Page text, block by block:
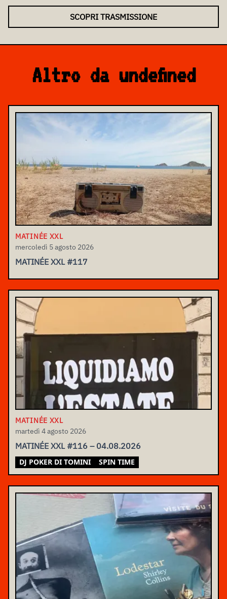
SCOPRI TRASMISSIONE
Altro da undefined
MATINÉE XXL
mercoledì 5 agosto 2026
MATINÉE XXL #117
MATINÉE XXL
martedì 4 agosto 2026
MATINÉE XXL #116 – 04.08.2026
DJ POKER DI TOMINI SPIN TIME